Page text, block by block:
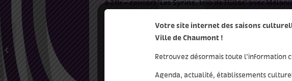
à 21h – concert ‘Les Syrinx, trio de flûtes’ avec
Ce trio de musiciennes accomplies aux influences et
de la flûte (piccolo, flûte en ut, flûte alto et flûte basse).
Avec en fil d’Ariane une complicité débordante et une
Berthomieu, Castérède, Beefting, Cesarini ou encore
En gouge et noir
Votre site internet des saisons
Ville de Chaumont !
Retrouvez désormais toute l’information
Agenda, actualité, établissements